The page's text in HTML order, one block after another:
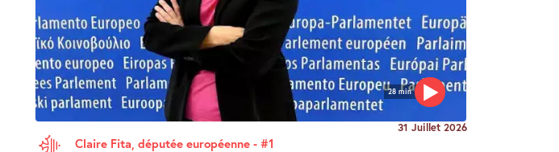
28 min
31 Juillet 2026
Claire Fita, députée européenne - #1